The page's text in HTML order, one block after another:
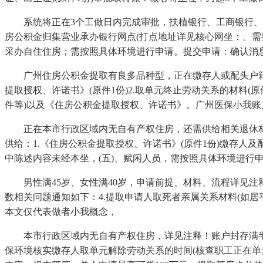
系统将正在3个工做日内完成审批，扶植银行、工商银行、
房公积金归集营业承办银行网点(打点地址详见核心网坐：。
采办自住住房；需按照具体环境进行申请。提交申请：确认
广州住房公积金提取有良多品种型，正在缴存人或配头户
提取授权、许诺书》(原件1份)2.取单元终止劳动关系的材料(
件等)以及《住房公积金提取授权、许诺书》。广州医保小我
正在本市行政区域内无自有产权住房，还需供给相关退休
供给：1.《住房公积金提取授权、许诺书》(原件1份)缴存人
中陈述内容未经本坐，(五)、赋闲人员，需按照具体环境进行
男性满45岁、女性满40岁，申请前提、材料、流程详见注
数相关问题通知如下：4.提取申请人取死者亲属关系材料(如
本文仅代表做者小我概念，
本市行政区域内无自有产权住房，详见注释！账户封存满
保环境核实缴存人取单元解除劳动关系的时间(核查职工正在